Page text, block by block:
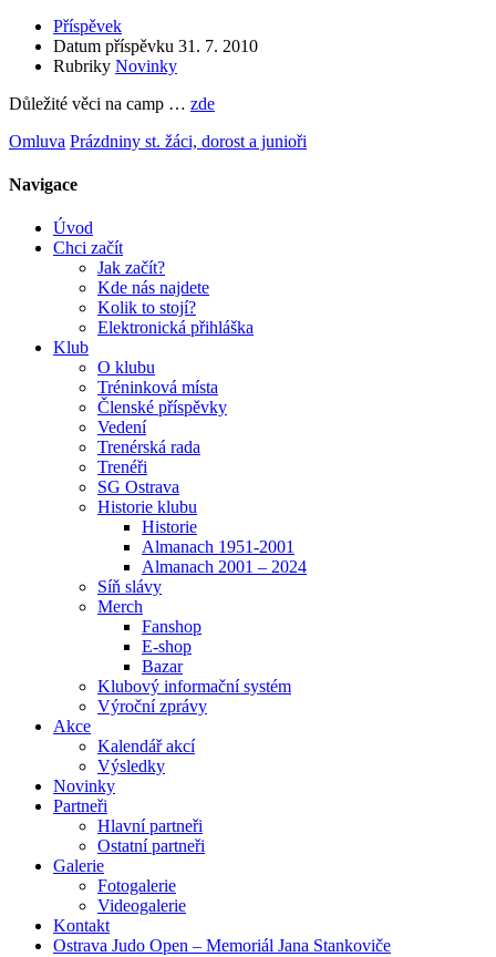
Příspěvek
Datum příspěvku 31. 7. 2010
Rubriky Novinky
Důležité věci na camp … zde
Omluva Prázdniny st. žáci, dorost a junioři
Navigace
Úvod
Chci začít
Jak začít?
Kde nás najdete
Kolik to stojí?
Elektronická přihláška
Klub
O klubu
Tréninková místa
Členské příspěvky
Vedení
Trenérská rada
Trenéři
SG Ostrava
Historie klubu
Historie
Almanach 1951-2001
Almanach 2001 – 2024
Síň slávy
Merch
Fanshop
E-shop
Bazar
Klubový informační systém
Výroční zprávy
Akce
Kalendář akcí
Výsledky
Novinky
Partneři
Hlavní partneři
Ostatní partneři
Galerie
Fotogalerie
Videogalerie
Kontakt
Ostrava Judo Open – Memoriál Jana Stankoviče